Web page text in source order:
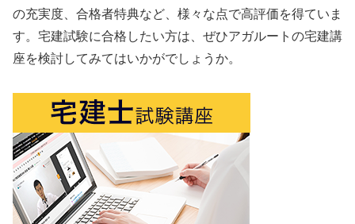
の充実度、合格者特典など、様々な点で高評価を得ていま
す。宅建試験に合格したい方は、ぜひアガルートの宅建講
座を検討してみてはいかがでしょうか。